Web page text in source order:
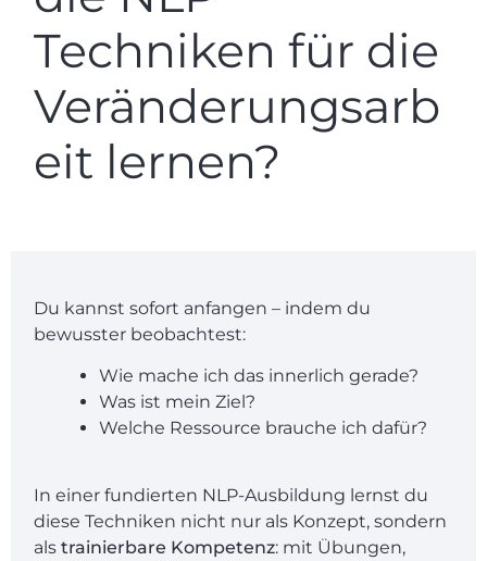
Techniken für die
Veränderungsarb
eit lernen?
Du kannst sofort anfangen – indem du
bewusster beobachtest:
Wie mache ich das innerlich gerade?
Was ist mein Ziel?
Welche Ressource brauche ich dafür?
In einer fundierten NLP-Ausbildung lernst du
diese Techniken nicht nur als Konzept, sondern
als trainierbare Kompetenz: mit Übungen,